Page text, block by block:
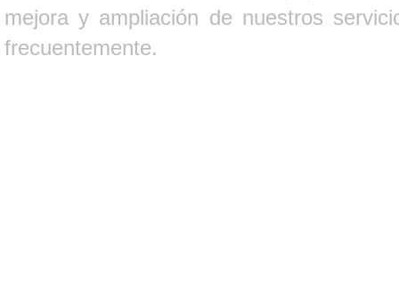
mejora y ampliación de nuestros
frecuentemente.